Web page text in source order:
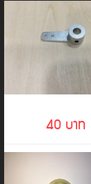
40 บาท